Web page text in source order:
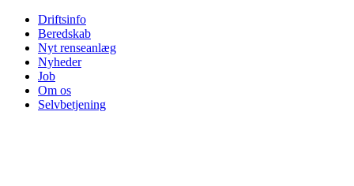
Driftsinfo
Beredskab
Nyt renseanlæg
Nyheder
Job
Om os
Selvbetjening